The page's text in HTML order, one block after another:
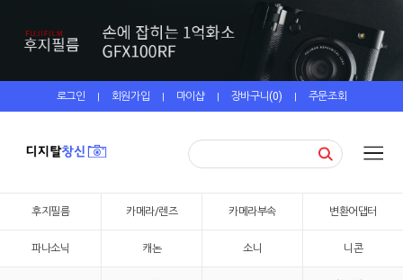
로그인 | 회원가입 | 마이샵 | 장바구니(0) | 주문조회
후지필름 카메라/렌즈 카메라부속 변환어댑터
파나소닉 캐논 소니 니콘